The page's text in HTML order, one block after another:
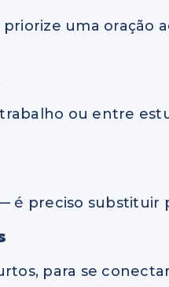
uma oração
ou entre
é preciso substituir
para se